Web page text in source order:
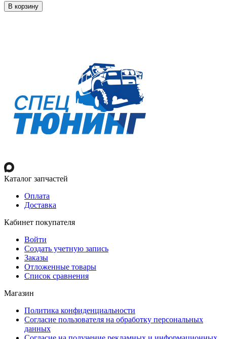
В корзину
Каталог запчастей
Оплата
Доставка
Кабинет покупателя
Войти
Создать учетную запись
Заказы
Отложенные товары
Список сравнения
Магазин
Политика конфиденциальности
Согласие пользователя на обработку персональных
данных